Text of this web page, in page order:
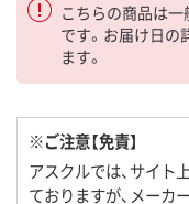
こちらの商品は
です。お届け日
ます。
※ご注意【免責】
アスクルでは、サイト
ておりますが、メーカ